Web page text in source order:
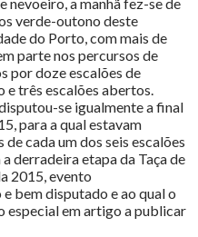
verde-outono deste
do Porto, com mais de
parte nos percursos de
por doze escalões de
e três escalões abertos.
se igualmente a final
para a qual estavam
cada um dos seis escalões
derradeira etapa da Taça de
2015, evento
bem disputado e ao qual o
especial em artigo a publicar